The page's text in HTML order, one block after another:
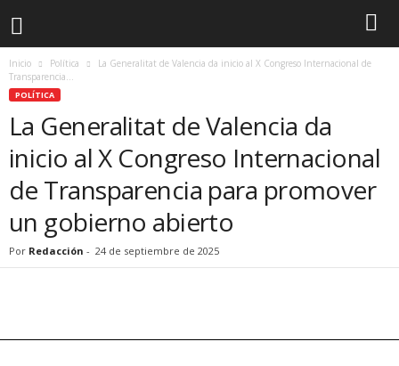
Inicio Política
La Generalitat de Valencia da inicio al X Congreso Internacional de
Transparencia...
POLÍTICA
La Generalitat de Valencia da
inicio al X Congreso Internacional
de Transparencia para promover
un gobierno abierto
Por Redacción - 24 de septiembre de 2025